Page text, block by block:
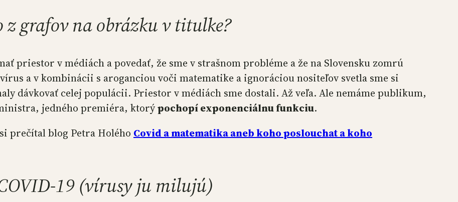
z grafov na obrázku v titulke?
priestor v médiách a povedať, že sme v strašnom probléme a že na Slovensku zomrú
a v kombinácii s aroganciou voči matematike a ignoráciou nositeľov svetla sme si
dávkovať celej populácii. Priestor v médiách sme dostali. Až veľa. Ale nemáme publikum,
jedného premiéra, ktorýpochopí exponenciálnu funkciu.
prečítal blog Petra Holého Covid a matematika aneb koho poslouchat a koho
19 (vírusy ju milujú)